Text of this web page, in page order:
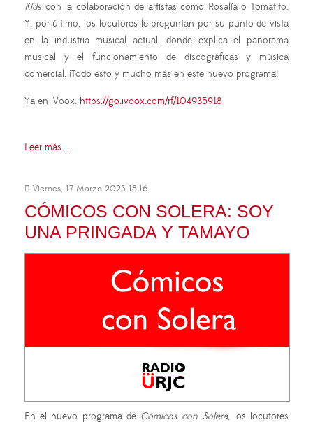
Kids con la colaboración de artistas como Rosalía o Tomatito.
Y, por último, los locutores le preguntan por su punto de vista
en la industria musical actual, donde explica el panorama
musical y el funcionamiento de discográficas y música
comercial. ¡Todo esto y mucho más en este nuevo programa!
Ya en iVoox: https://go.ivoox.com/rf/104935918
Leer más ...
Viernes, 17 Marzo 2023 18:16
CÓMICOS CON SOLERA: SOY
UNA PRINGADA Y TAMAYO
En el nuevo programa de Cómicos con Solera, los locutores